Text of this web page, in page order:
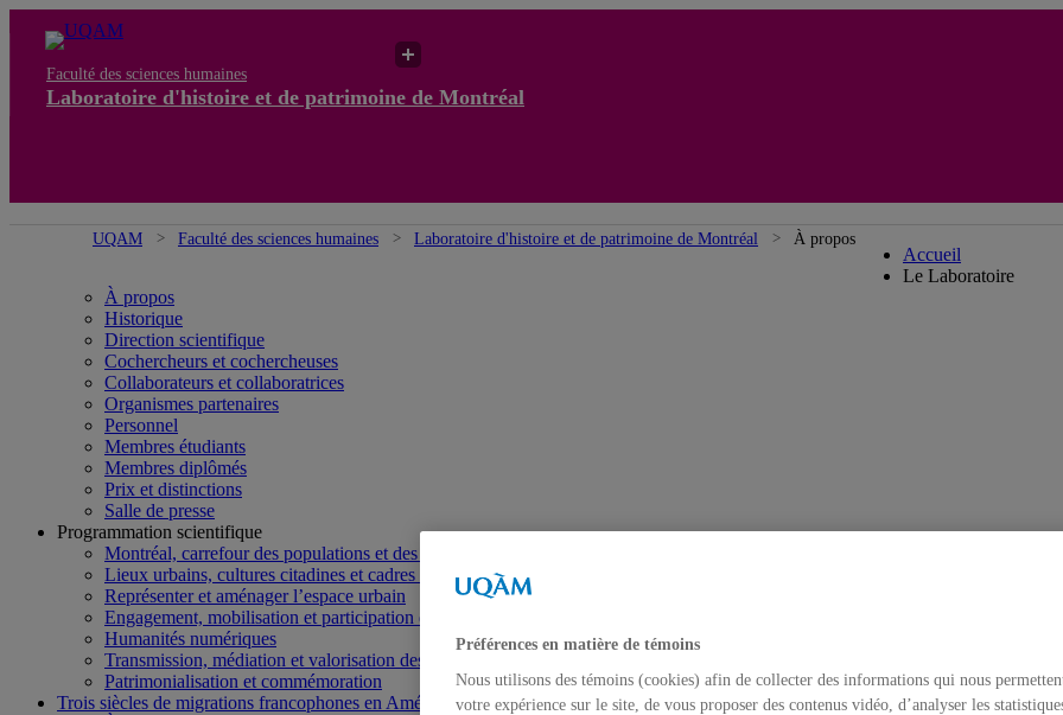
Faculté des sciences humaines
Laboratoire d'histoire et de patrimoine de Montréal
UQAM Faculté des sciences humaines Laboratoire d'histoire et de patrimoine de Montréal À propos
Accueil
Le Laboratoire
À propos
Historique
Direction scientifique
Cochercheurs et cochercheuses
Collaborateurs et collaboratrices
Organismes partenaires
Personnel
Membres étudiants
Membres diplômés
Prix et distinctions
Salle de presse
Programmation scientifique
Montréal, carrefour des populations et des échanges
Lieux urbains, cultures citadines et cadres de vie
Représenter et aménager l’espace urbain
Engagement, mobilisation et participation dans la cité
Humanités numériques
Transmission, médiation et valorisation des savoirs
Patrimonialisation et commémoration
Trois siècles de migrations francophones en Amérique du Nord (1640-1940)
Préférences en matière de témoins
Nous utilisons des témoins (cookies) afin de collecter des informations qui nous
votre expérience sur le site, de vous proposer des contenus vidéo, d’analyser les